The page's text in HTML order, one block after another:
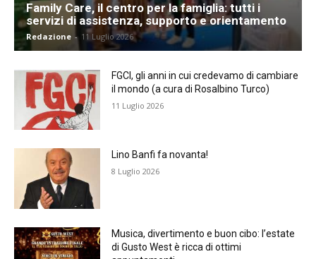
Family Care, il centro per la famiglia: tutti i
servizi di assistenza, supporto e orientamento
Redazione - 11 Luglio 2026
FGCI, gli anni in cui credevamo di cambiare
il mondo (a cura di Rosalbino Turco)
11 Luglio 2026
Lino Banfi fa novanta!
8 Luglio 2026
Musica, divertimento e buon cibo: l’estate
di Gusto West è ricca di ottimi